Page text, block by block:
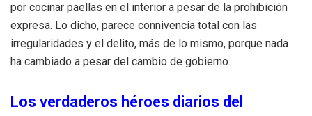
por cocinar paellas en el interior a pesar de la prohibición
expresa. Lo dicho, parece connivencia total con las
irregularidades y el delito, más de lo mismo, porque nada
ha cambiado a pesar del cambio de gobierno.
Los verdaderos héroes diarios del